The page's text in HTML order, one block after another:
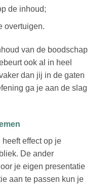
de inhoud;
overtuigen.
van de boodschap
ook al in heel
dan jij in de gaten
ga je aan de slag
effect op je
De ander
je eigen presentatie
aan te passen kun je